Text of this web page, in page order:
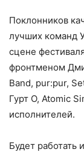
Поклонников
лучших команд
сцене
фронтменом
Band, pur:pur,
Гурт О, Atomic
исполнителей.
Будет работать